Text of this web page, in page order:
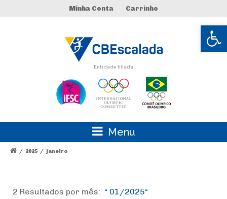
Abrir
Minha Conta Carrinho
Entidade filiada
Menu
/ 2025 / janeiro
2 Resultados por mês: 01/2025